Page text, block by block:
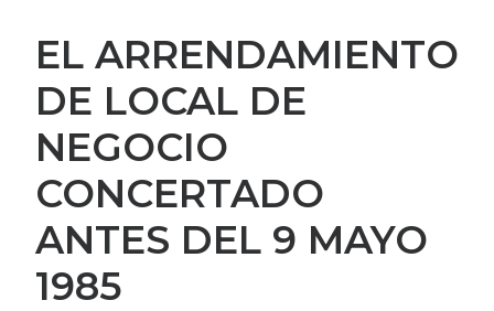
SERVICIOS
CONTACTO
SOLICÍTENOS PRESUPUESTO
BLOG
EL ARRENDAMIENTO
DE LOCAL DE
NEGOCIO
CONCERTADO
ANTES DEL 9 MAYO
1985